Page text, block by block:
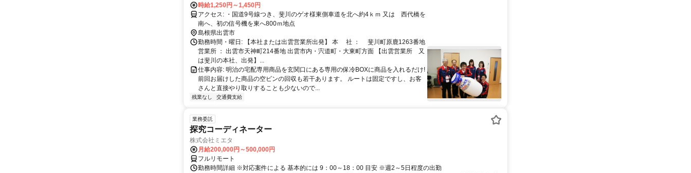
時給1,250円～1,450円
アクセス: ・国道9号線つき、斐川のゲオ様東側車道を北へ約4ｋｍ 又は 西代橋を
南へ、初の信号機を東へ800ｍ地点
島根県出雲市
勤務時間・曜日: 【本社または出雲営業所出発】 本 社 ： 斐川町原鹿1263番地
営業所 ： 出雲市天神町214番地 出雲市内・宍道町・大東町方面 【出雲営業所 又
は斐川の本社、出発】...
仕事内容: 明治の宅配専用商品を玄関口にある専用の保冷BOXに商品を入れるだけ!
前回お届けした商品の空ビンの回収も若干あります。 ルートは固定ですし、お客
さんと直接やり取りすることも少ないので...
残業なし 交通費支給
業務委託
探究コーディネーター
株式会社ミエタ
月給200,000円～500,000円
フルリモート
勤務時間詳細 ※対応案件による 基本的には 9：00～18：00 目安 ※週2～5日程度の出勤